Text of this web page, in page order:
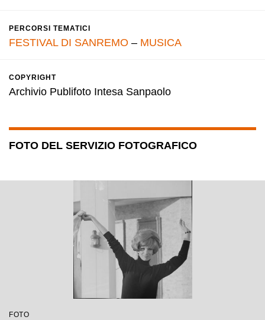
PERCORSI TEMATICI
FESTIVAL DI SANREMO – MUSICA
COPYRIGHT
Archivio Publifoto Intesa Sanpaolo
FOTO DEL SERVIZIO FOTOGRAFICO
FOTO